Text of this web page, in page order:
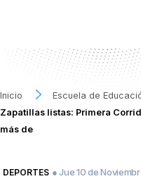
Inicio Escuela de
Zapatillas listas: Primera
más de
DEPORTES ● Jue 10 de